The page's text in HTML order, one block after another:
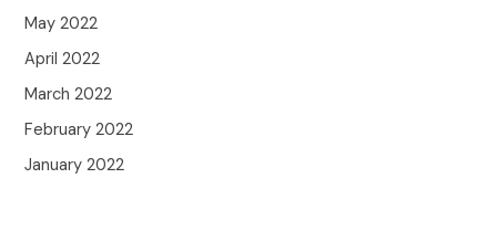
May 2022
April 2022
March 2022
February 2022
January 2022